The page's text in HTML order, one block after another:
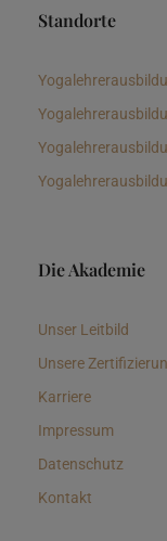
Standorte
Die Akademie
Unser Leitbild
Unsere
Karriere
Impressum
Datenschutz
Kontakt